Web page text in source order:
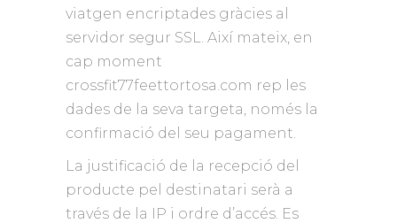
viatgen encriptades gràcies al
servidor segur SSL. Així mateix, en
cap moment
crossfit77feettortosa.com rep les
dades de la seva targeta, només la
confirmació del seu pagament.
La justificació de la recepció del
producte pel destinatari serà a
través de la IP i ordre d’accés. Es